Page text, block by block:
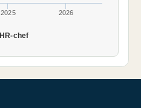
HR-chef
2025 2026